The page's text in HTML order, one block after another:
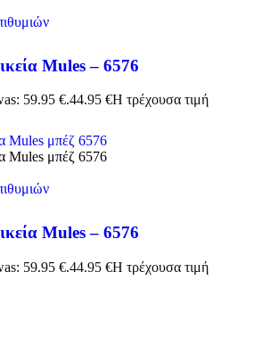
Mules – 6576
59.95 €.44.95 €Η τρέχουσα τιμή
Mules – 6576
59.95 €.44.95 €Η τρέχουσα τιμή